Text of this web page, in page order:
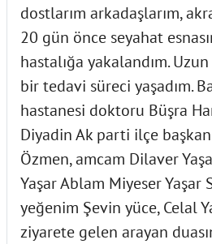
dostlarım arkadaşlarım,
20 gün önce seyahat
hastalığa yakalandım.
bir tedavi süreci yaşadım.
hastanesi doktoru Büşra
Diyadin Ak parti ilçe
Özmen, amcam Dilaver
Yaşar Ablam Miyeser Yaşar
yeğenim Şevin yüce, Celal
ziyarete gelen arayan